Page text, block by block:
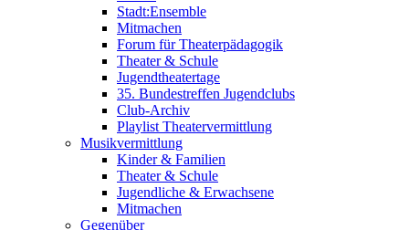
Stadt:Ensemble
Mitmachen
Forum für Theaterpädagogik
Theater & Schule
Jugendtheatertage
35. Bundestreffen Jugendclubs
Club-Archiv
Playlist Theatervermittlung
Musikvermittlung
Kinder & Familien
Theater & Schule
Jugendliche & Erwachsene
Mitmachen
Gegenüber